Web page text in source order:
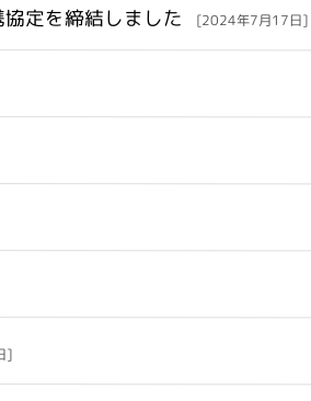
定を締結しました [2024年7月17日]
]